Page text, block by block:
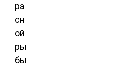
ра
сн
ой
ры
бы